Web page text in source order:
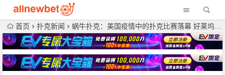
首页 扑克新闻 蜗牛扑克：美国疫情中的扑克比赛落幕 好莱坞演员谁是慈善牌王